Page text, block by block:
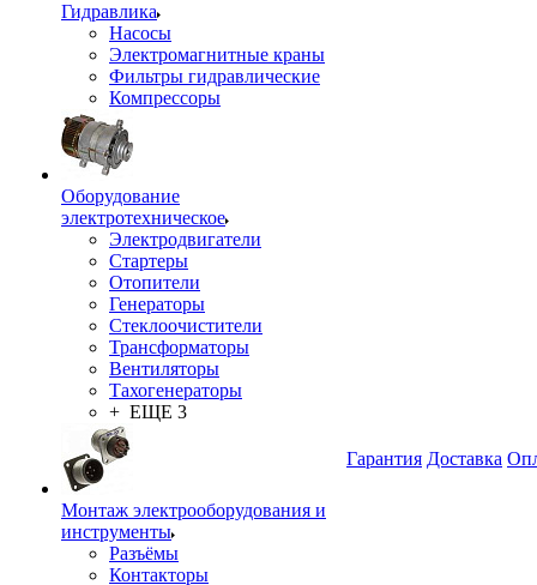
Гидравлика
Насосы
Электромагнитные краны
Фильтры гидравлические
Компрессоры
Оборудование
электротехническое
Электродвигатели
Стартеры
Отопители
Генераторы
Стеклоочистители
Трансформаторы
Вентиляторы
Тахогенераторы
+ ЕЩЕ 3
Монтаж электрооборудования и
инструменты
Разъёмы
Контакторы
Гарантия Доставка